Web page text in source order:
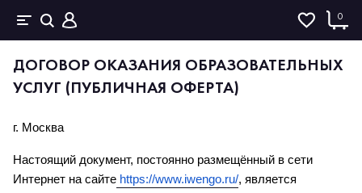
0
ДОГОВОР ОКАЗАНИЯ ОБРАЗОВАТЕЛЬНЫХ
УСЛУГ (ПУБЛИЧНАЯ ОФЕРТА)
г. Москва
Настоящий документ, постоянно размещённый в сети
Интернет на сайте https://www.iwengo.ru/, является